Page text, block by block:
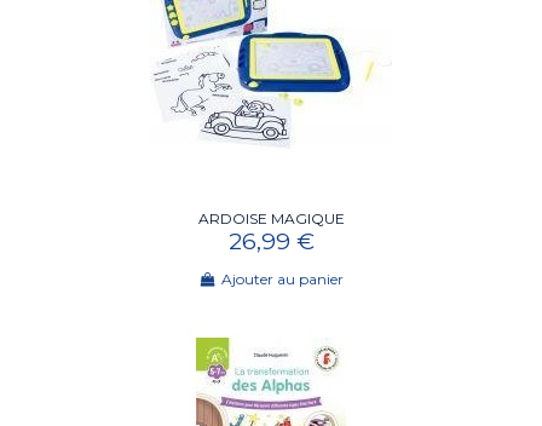
ARDOISE MAGIQUE
26,99 €
Ajouter au panier